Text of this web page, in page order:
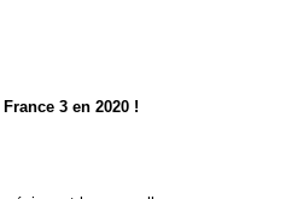
3 en 2020 !